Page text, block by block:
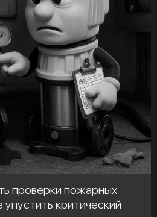
проверки пожарных
упустить критический